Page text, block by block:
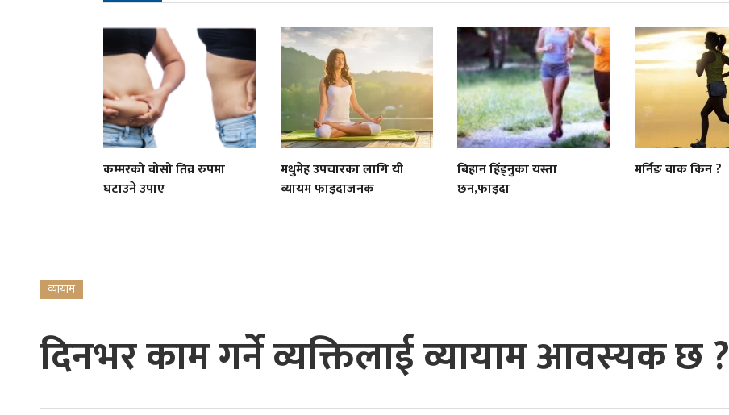
कम्मरको बोसो तिव्र रुपमा
घटाउने उपाए
मधुमेह उपचारका लागि यी
व्यायम फाइदाजनक
बिहान हिंड्नुका यस्ता
छन,फाइदा
मर्निङ वाक किन ?
व्यायाम
दिनभर काम गर्ने व्यक्तिलाई व्यायाम आवस्यक छ ?